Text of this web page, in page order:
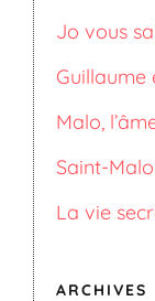
Jo vous
Guillaume
Malo,
Saint-
La vie
ARCHIVES